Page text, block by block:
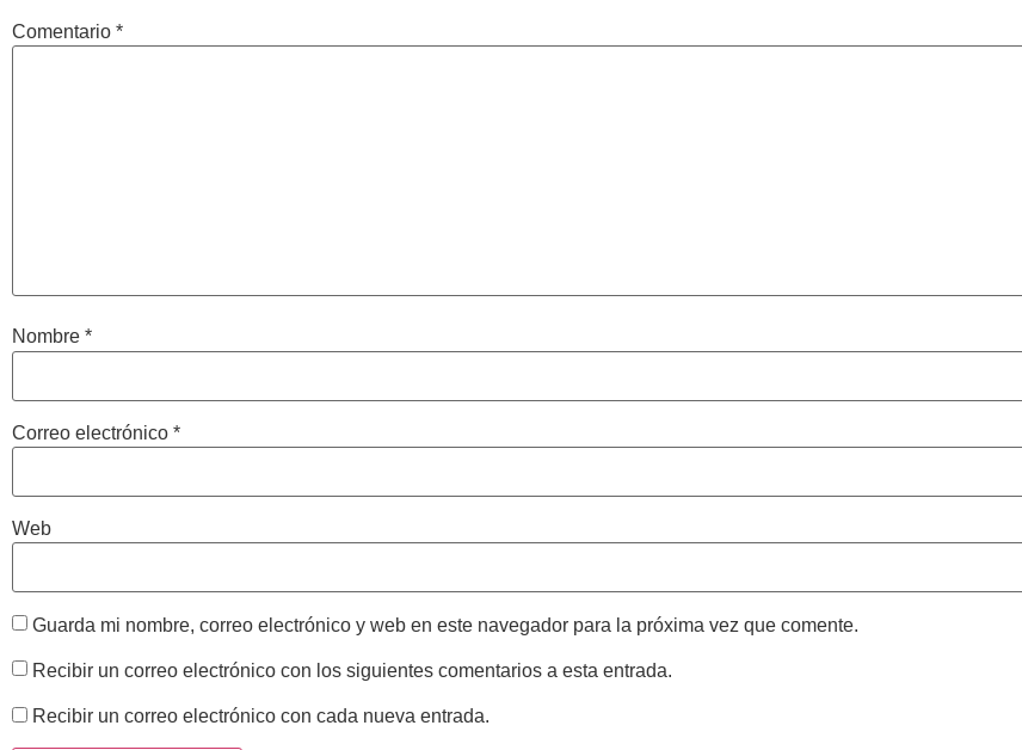
Comentario *
Nombre *
Correo electrónico *
Web
Guarda mi nombre, correo electrónico y web en este navegador para la próxima vez que comente.
Recibir un correo electrónico con los siguientes comentarios a esta entrada.
Recibir un correo electrónico con cada nueva entrada.